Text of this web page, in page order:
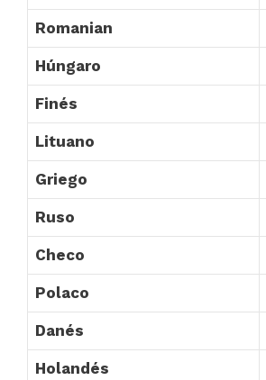
Romanian
Húngaro
Finés
Lituano
Griego
Ruso
Checo
Polaco
Danés
Holandés